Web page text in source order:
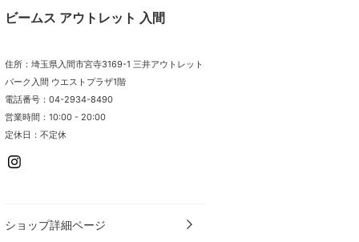
ビームス アウトレット 入間
住所：埼玉県入間市宮寺3169-1 三井アウトレット
パーク入間 ウエストプラザ1階
電話番号：04-2934-8490
営業時間：10:00 - 20:00
定休日：不定休
ショップ詳細ページ